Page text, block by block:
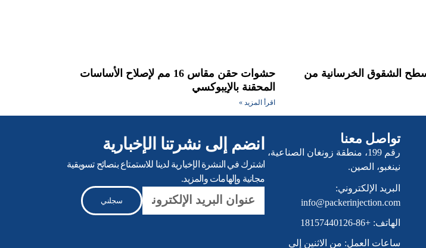
الشقوق الخرسانية من
حشوات حقن مقاس 16 مم لإصلاح الأساسات
المحقنة بالإيبوكسي
اقرأ المزيد »
تواصل معنا
رقم 199، منطقة زونغان الصناعية،
نينغبو، الصين.
البريد الإلكتروني:
info@packerinjection.com
الهاتف: +86-18157440126
ساعات العمل: من الاثنين إلى
انضم إلى نشرتنا الإخبارية
اشترك في النشرة الإخبارية لدينا للاستمتاع بنصائح تسويقية
مجانية وإلهامات والمزيد.
إلكتروني
سجلني